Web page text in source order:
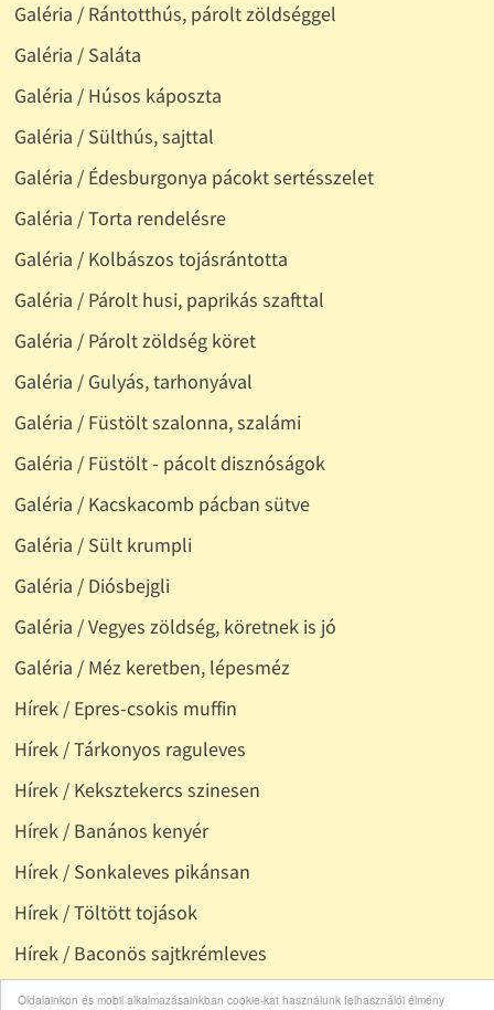
Oldalainkon és mobil alkalmazásainkban cookie-kat használunk felhasználói élmény
Galéria / Rántotthús, párolt zöldséggel
Galéria / Saláta
Galéria / Húsos káposzta
Galéria / Sülthús, sajttal
Galéria / Édesburgonya pácokt sertésszelet
Galéria / Torta rendelésre
Galéria / Kolbászos tojásrántotta
Galéria / Párolt husi, paprikás szafttal
Galéria / Párolt zöldség köret
Galéria / Gulyás, tarhonyával
Galéria / Füstölt szalonna, szalámi
Galéria / Füstölt - pácolt disznóságok
Galéria / Kacskacomb pácban sütve
Galéria / Sült krumpli
Galéria / Diósbejgli
Galéria / Vegyes zöldség, köretnek is jó
Galéria / Méz keretben, lépesméz
Hírek / Epres-csokis muffin
Hírek / Tárkonyos raguleves
Hírek / Keksztekercs szinesen
Hírek / Banános kenyér
Hírek / Sonkaleves pikánsan
Hírek / Töltött tojások
Hírek / Baconös sajtkrémleves
Hírek / Mazsolás-zabpelyhes süti